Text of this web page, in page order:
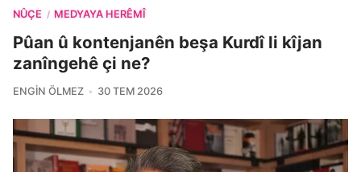
NÛÇE / MEDYAYA HERÊMÎ
Pûan û kontenjanên beşa Kurdî li kîjan
zanîngehê çi ne?
ENGIN ÖLMEZ 30 TEM 2026